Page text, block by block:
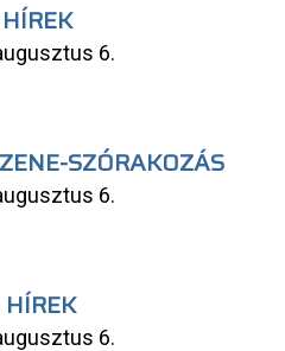
6.
SZÓRAKOZÁS
6.
HÍREK
6.